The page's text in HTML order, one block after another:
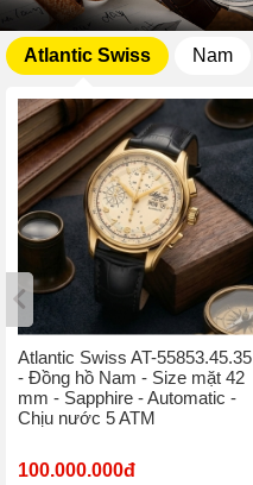
Atlantic Swiss Nam
Atlantic Swiss AT-55853.45.35
- Đồng hồ Nam - Size mặt 42
mm - Sapphire - Automatic -
Chịu nước 5 ATM
100.000.000đ